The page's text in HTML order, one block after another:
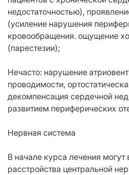
недостаточностью),
(усиление нарушения
кровообращения. ощущение
(парестезии);
Нечасто: нарушение
проводимости,
декомпенсация сердечной
развитием периферических
Нервная система
В начале курса лечения могут
расстройства центральной